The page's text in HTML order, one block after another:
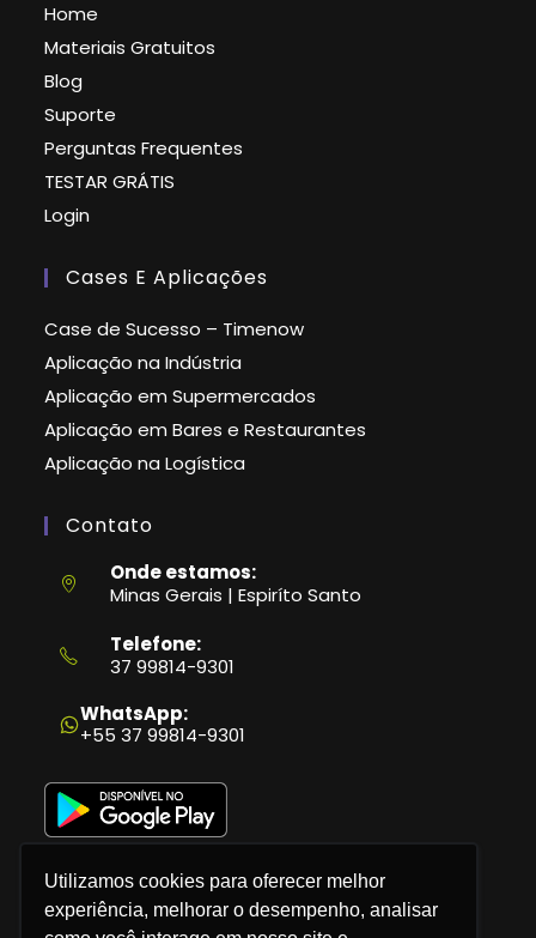
Utilizamos cookies para oferecer melhor
experiência, melhorar o desempenho, analisar
Home
Materiais Gratuitos
Blog
Suporte
Perguntas Frequentes
TESTAR GRÁTIS
Login
Cases E Aplicações
Case de Sucesso – Timenow
Aplicação na Indústria
Aplicação em Supermercados
Aplicação em Bares e Restaurantes
Aplicação na Logística
Contato
Onde estamos:
Minas Gerais | Espiríto Santo
Telefone:
37 99814-9301
em
seu
aplicativo
WhatsApp:
+55 37 99814-9301